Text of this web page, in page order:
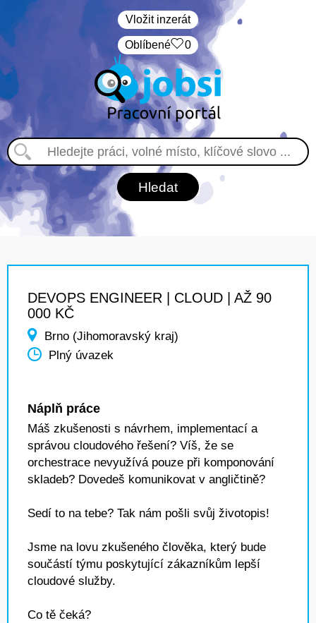
Vložit inzerát
Oblíbené 0
DEVOPS ENGINEER | CLOUD | AŽ 90
000 KČ
Brno (Jihomoravský kraj)
Plný úvazek
Náplň práce
Máš zkušenosti s návrhem, implementací a
správou cloudového řešení? Víš, že se
orchestrace nevyužívá pouze při komponování
skladeb? Dovedeš komunikovat v angličtině?
Sedí to na tebe? Tak nám pošli svůj životopis!
Jsme na lovu zkušeného člověka, který bude
součástí týmu poskytující zákazníkům lepší
cloudové služby.
Co tě čeká?